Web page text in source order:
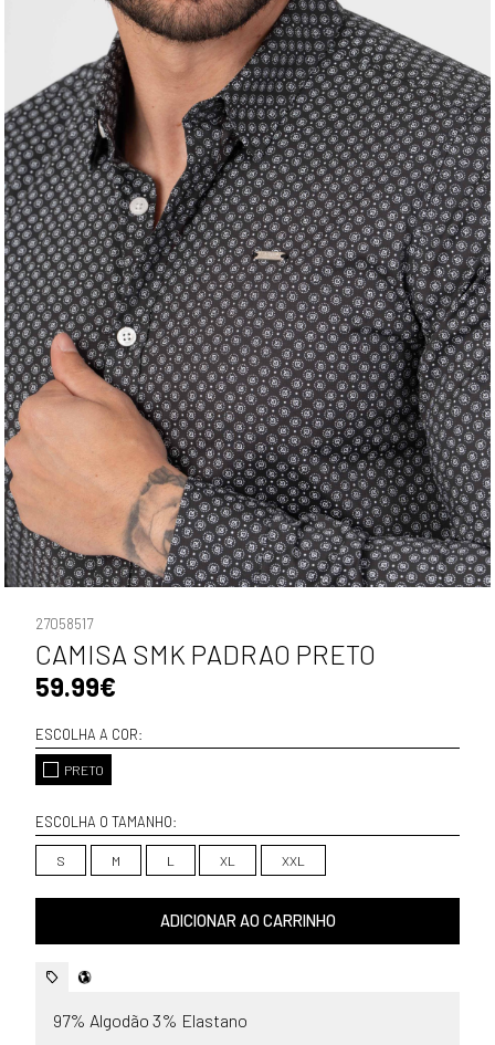
27058517
CAMISA SMK PADRAO PRETO
59.99€
ESCOLHA A COR:
PRETO
ESCOLHA O TAMANHO:
S M L XL XXL
ADICIONAR AO CARRINHO
97% Algodão 3% Elastano